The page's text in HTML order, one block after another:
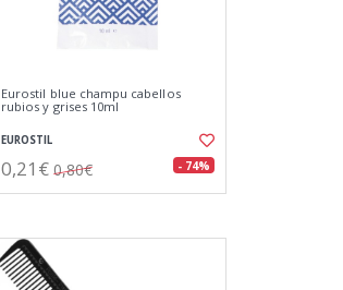
Eurostil blue champu cabellos
rubios y grises 10ml
EUROSTIL
0,21€ 0,80€ - 74%